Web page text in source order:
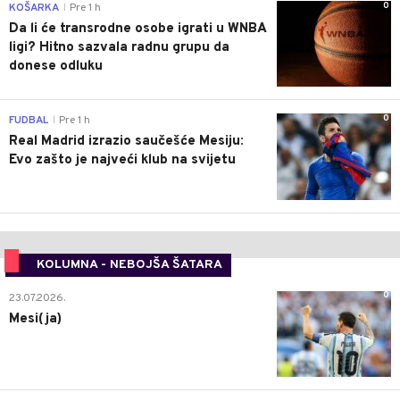
0
KOŠARKA Pre 1 h
Da li će transrodne osobe igrati u WNBA
ligi? Hitno sazvala radnu grupu da
donese odluku
0
FUDBAL Pre 1 h
Real Madrid izrazio saučešće Mesiju:
Evo zašto je najveći klub na svijetu
KOLUMNA - NEBOJŠA ŠATARA
0
23.07.2026.
Mesi(ja)